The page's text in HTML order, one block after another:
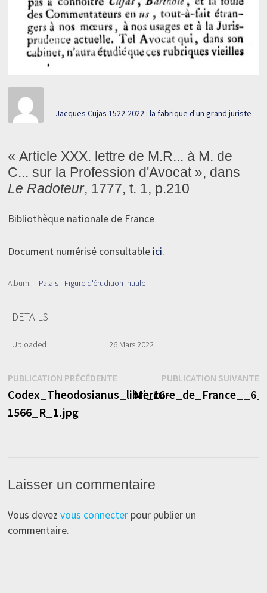
Jacques Cujas 1522-2022 : la fabrique d'un grand juriste
« Article XXX. lettre de M.R... à M. de
C... sur la Profession d'Avocat », dans
Le Radoteur, 1777, t. 1, p.210
Bibliothèque nationale de France
Document numérisé consultable ici.
Album: Palais - Figure d'érudition inutile
DETAILS
Uploaded 26 Mars 2022
Navigation
de
l’article
PUBLICATION PRÉCÉDENTEPublication
précédente :
Codex_Theodosianus_libri_16-
1566_R_1.jpg
PUBLICATION SUIVANTE
Laisser un commentaire
Vous devez vous connecterpour publier un
commentaire.